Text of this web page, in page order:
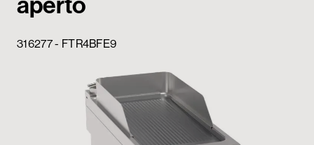
My Tecnoinox
316277 - FTR4BFE9